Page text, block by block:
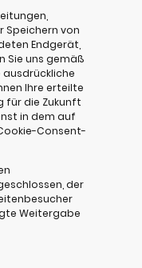
Speichern von
Endgerät,
Sie uns gemäß
ausdrückliche
Ihre erteilte
für die Zukunft
in dem auf
Consent-
der
Weitergabe